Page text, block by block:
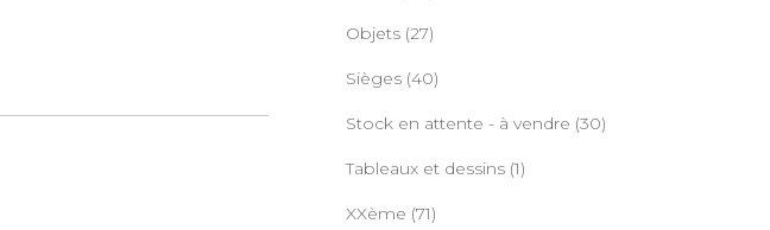
Objets (27)
Sièges (40)
Stock en attente - à vendre (30)
Tableaux et dessins (1)
XXème (71)